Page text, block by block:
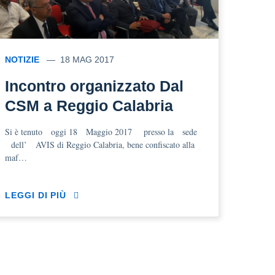
NOTIZIE 18 MAG 2017
Incontro organizzato Dal
CSM a Reggio Calabria
Si è tenuto oggi 18 Maggio 2017 presso la sede
dell’ AVIS di Reggio Calabria, bene confiscato alla
maf…
LEGGI DI PIÙ